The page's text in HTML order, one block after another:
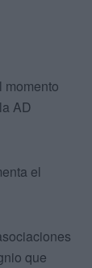
momento
AD
el
que